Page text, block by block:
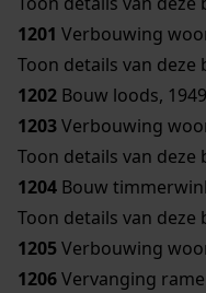
1201 Verbouwing
Toon details van deze
1202 Bouw loods, 1949
1203Verbouwing
Toon details van deze
1204 Bouw
Toon details van deze
1205Verbouwing
1206Vervanging